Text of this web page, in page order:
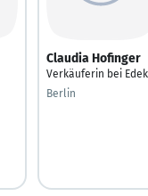
Claudia Hofinger
Verkäuferin bei
Berlin